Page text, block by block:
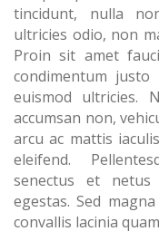
tincidunt, nulla
ultricies odio, non
Proin sit amet
condimentum
euismod ultricies.
accumsan non,
arcu ac mattis
eleifend.
senectus et
egestas. Sed
convallis lacinia